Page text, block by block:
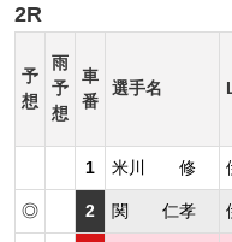
2R
予
想
雨
予
想
車
番
選手名
1 米川 修
◎ 2 関 仁孝